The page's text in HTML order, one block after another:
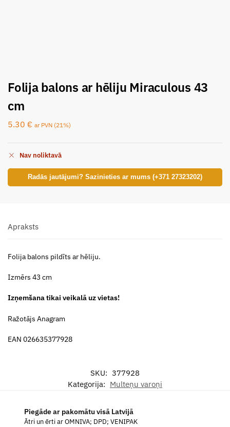
Folija balons ar hēliju Miraculous 43
cm
5.30 € ar PVN (21%)
Nav noliktavā
Radās jautājumi? Sazinieties ar mums (+371 27323202)
Apraksts
Folija balons pildīts ar hēliju.
Izmērs 43 cm
Izņemšana tikai veikalā uz vietas!
Ražotājs Anagram
EAN 026635377928
SKU: 377928
Kategorija: Multeņu varoņi
Piegāde ar pakomātu visā Latvijā
Ātri un ērti ar OMNIVA; DPD; VENIPAK